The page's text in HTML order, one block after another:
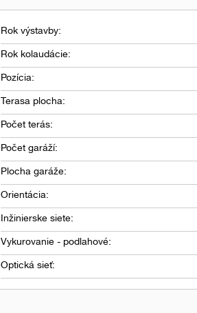
Rok výstavby:
Rok kolaudácie:
Pozícia:
Terasa plocha:
Počet terás:
Počet garáží:
Plocha garáže:
Orientácia:
Inžinierske siete:
Vykurovanie - podlahové:
Optická sieť: